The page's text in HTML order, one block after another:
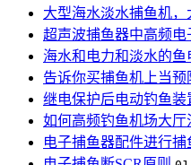
大型海水淡水捕鱼机
超声波捕鱼器中高频
海水和电力和淡水的鱼
告诉你买捕鱼机上当预
继电保护后电动钓鱼装
如何高频钓鱼机场大
电子捕鱼器配件进行